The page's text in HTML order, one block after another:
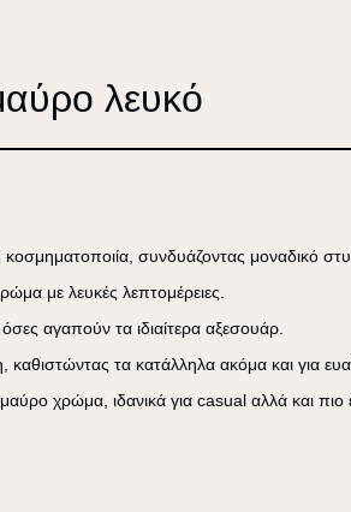
λευκό
συνδυάζοντας μοναδικό
με λευκές λεπτομέρειες.
αγαπούν τα ιδιαίτερα αξεσουάρ.
καθιστώντας τα κατάλληλα ακόμα και για
μαύρο χρώμα, ιδανικά για casual αλλά και